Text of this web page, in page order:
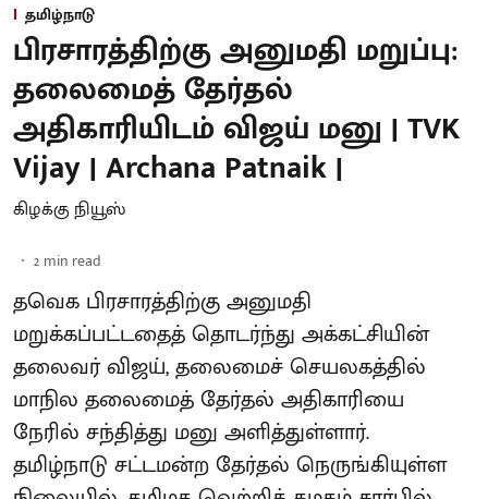
தமிழ்நாடு
பிரசாரத்திற்கு அனுமதி மறுப்பு:
தலைமைத் தேர்தல்
அதிகாரியிடம் விஜய் மனு | TVK
Vijay | Archana Patnaik |
கிழக்கு நியூஸ்
2 min read
தவெக பிரசாரத்திற்கு அனுமதி
மறுக்கப்பட்டதைத் தொடர்ந்து அக்கட்சியின்
தலைவர் விஜய், தலைமைச் செயலகத்தில்
மாநில தலைமைத் தேர்தல் அதிகாரியை
நேரில் சந்தித்து மனு அளித்துள்ளார்.
தமிழ்நாடு சட்டமன்ற தேர்தல் நெருங்கியுள்ள